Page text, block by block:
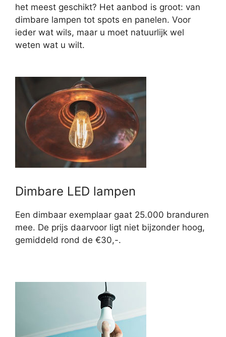
het meest geschikt? Het aanbod is groot: van
dimbare lampen tot spots en panelen. Voor
ieder wat wils, maar u moet natuurlijk wel
weten wat u wilt.
Dimbare LED lampen
Een dimbaar exemplaar gaat 25.000 branduren
mee. De prijs daarvoor ligt niet bijzonder hoog,
gemiddeld rond de €30,-.